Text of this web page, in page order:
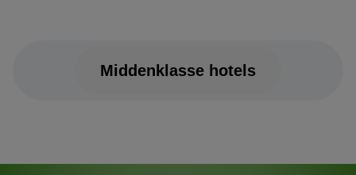
Middenklasse hotels